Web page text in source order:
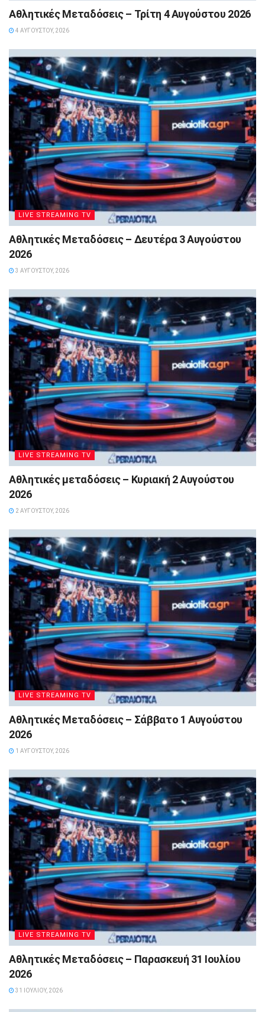
Αθλητικές Μεταδόσεις – Τρίτη 4 Αυγούστου 2026
4 ΑΥΓΟΎΣΤΟΥ, 2026
LIVE STREAMING TV
Αθλητικές Μεταδόσεις – Δευτέρα 3 Αυγούστου
2026
3 ΑΥΓΟΎΣΤΟΥ, 2026
LIVE STREAMING TV
Αθλητικές μεταδόσεις – Κυριακή 2 Αυγούστου
2026
2 ΑΥΓΟΎΣΤΟΥ, 2026
LIVE STREAMING TV
Αθλητικές Μεταδόσεις – Σάββατο 1 Αυγούστου
2026
1 ΑΥΓΟΎΣΤΟΥ, 2026
LIVE STREAMING TV
Αθλητικές Μεταδόσεις – Παρασκευή 31 Ιουλίου
2026
31 ΙΟΥΛΊΟΥ, 2026